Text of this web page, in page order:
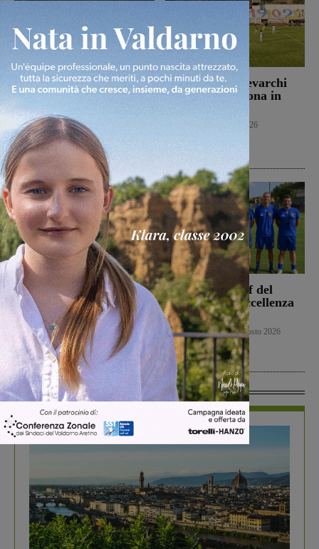
S-Passo al Museo, anche
in Valdarno i musei
aprono le porte ai
ragazzi per i campi di
settembre
Cultura 10 Agosto 2026
Un buon Montevarchi
batte 2-1 l’Ancona in
amichevole
Calcio 10 Agosto 2026
La Sangiovannese tiene
testa al San Donato
Tavarnelle, che però
passa 0-1
San Giovanni Valdarno
9 Agosto 2026
Ufficiale lo staff del
Figline per l’Eccellenza
2026-2027
Primo piano 9 Agosto 2026
In Vetrina
Alcuni robot gare passate
Alcuni robot gare passate